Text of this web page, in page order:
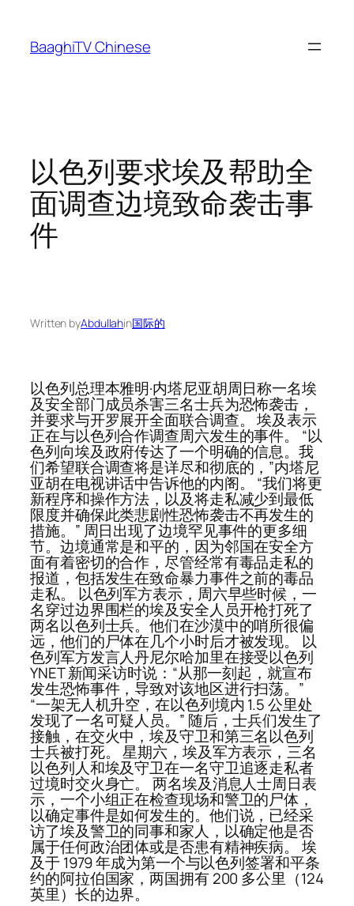
content
BaaghiTV Chinese
以色列要求埃及帮助全
面调查边境致命袭击事
件
Written byAbdullahin国际的
以色列总理本雅明·内塔尼亚胡周日称一名埃
及安全部门成员杀害三名士兵为恐怖袭击，
并要求与开罗展开全面联合调查。 埃及表示
正在与以色列合作调查周六发生的事件。 “以
色列向埃及政府传达了一个明确的信息。我
们希望联合调查将是详尽和彻底的，”内塔尼
亚胡在电视讲话中告诉他的内阁。 “我们将更
新程序和操作方法，以及将走私减少到最低
限度并确保此类悲剧性恐怖袭击不再发生的
措施。” 周日出现了边境罕见事件的更多细
节。边境通常是和平的，因为邻国在安全方
面有着密切的合作，尽管经常有毒品走私的
报道，包括发生在致命暴力事件之前的毒品
走私。 以色列军方表示，周六早些时候，一
名穿过边界围栏的埃及安全人员开枪打死了
两名以色列士兵。他们在沙漠中的哨所很偏
远，他们的尸体在几个小时后才被发现。 以
色列军方发言人丹尼尔哈加里在接受以色列
YNET 新闻采访时说：“从那一刻起，就宣布
发生恐怖事件，导致对该地区进行扫荡。”
“一架无人机升空，在以色列境内 1.5 公里处
发现了一名可疑人员。” 随后，士兵们发生了
接触，在交火中，埃及守卫和第三名以色列
士兵被打死。 星期六，埃及军方表示，三名
以色列人和埃及守卫在一名守卫追逐走私者
过境时交火身亡。 两名埃及消息人士周日表
示，一个小组正在检查现场和警卫的尸体，
以确定事件是如何发生的。他们说，已经采
访了埃及警卫的同事和家人，以确定他是否
属于任何政治团体或是否患有精神疾病。 埃
及于 1979 年成为第一个与以色列签署和平条
约的阿拉伯国家，两国拥有 200 多公里（124
英里）长的边界。